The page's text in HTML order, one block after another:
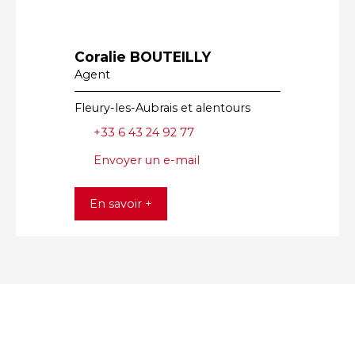
Coralie BOUTEILLY
Agent
Fleury-les-Aubrais et alentours
+33 6 43 24 92 77
Envoyer un e-mail
En savoir +